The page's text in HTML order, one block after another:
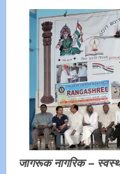
जागरूक नागरिक –